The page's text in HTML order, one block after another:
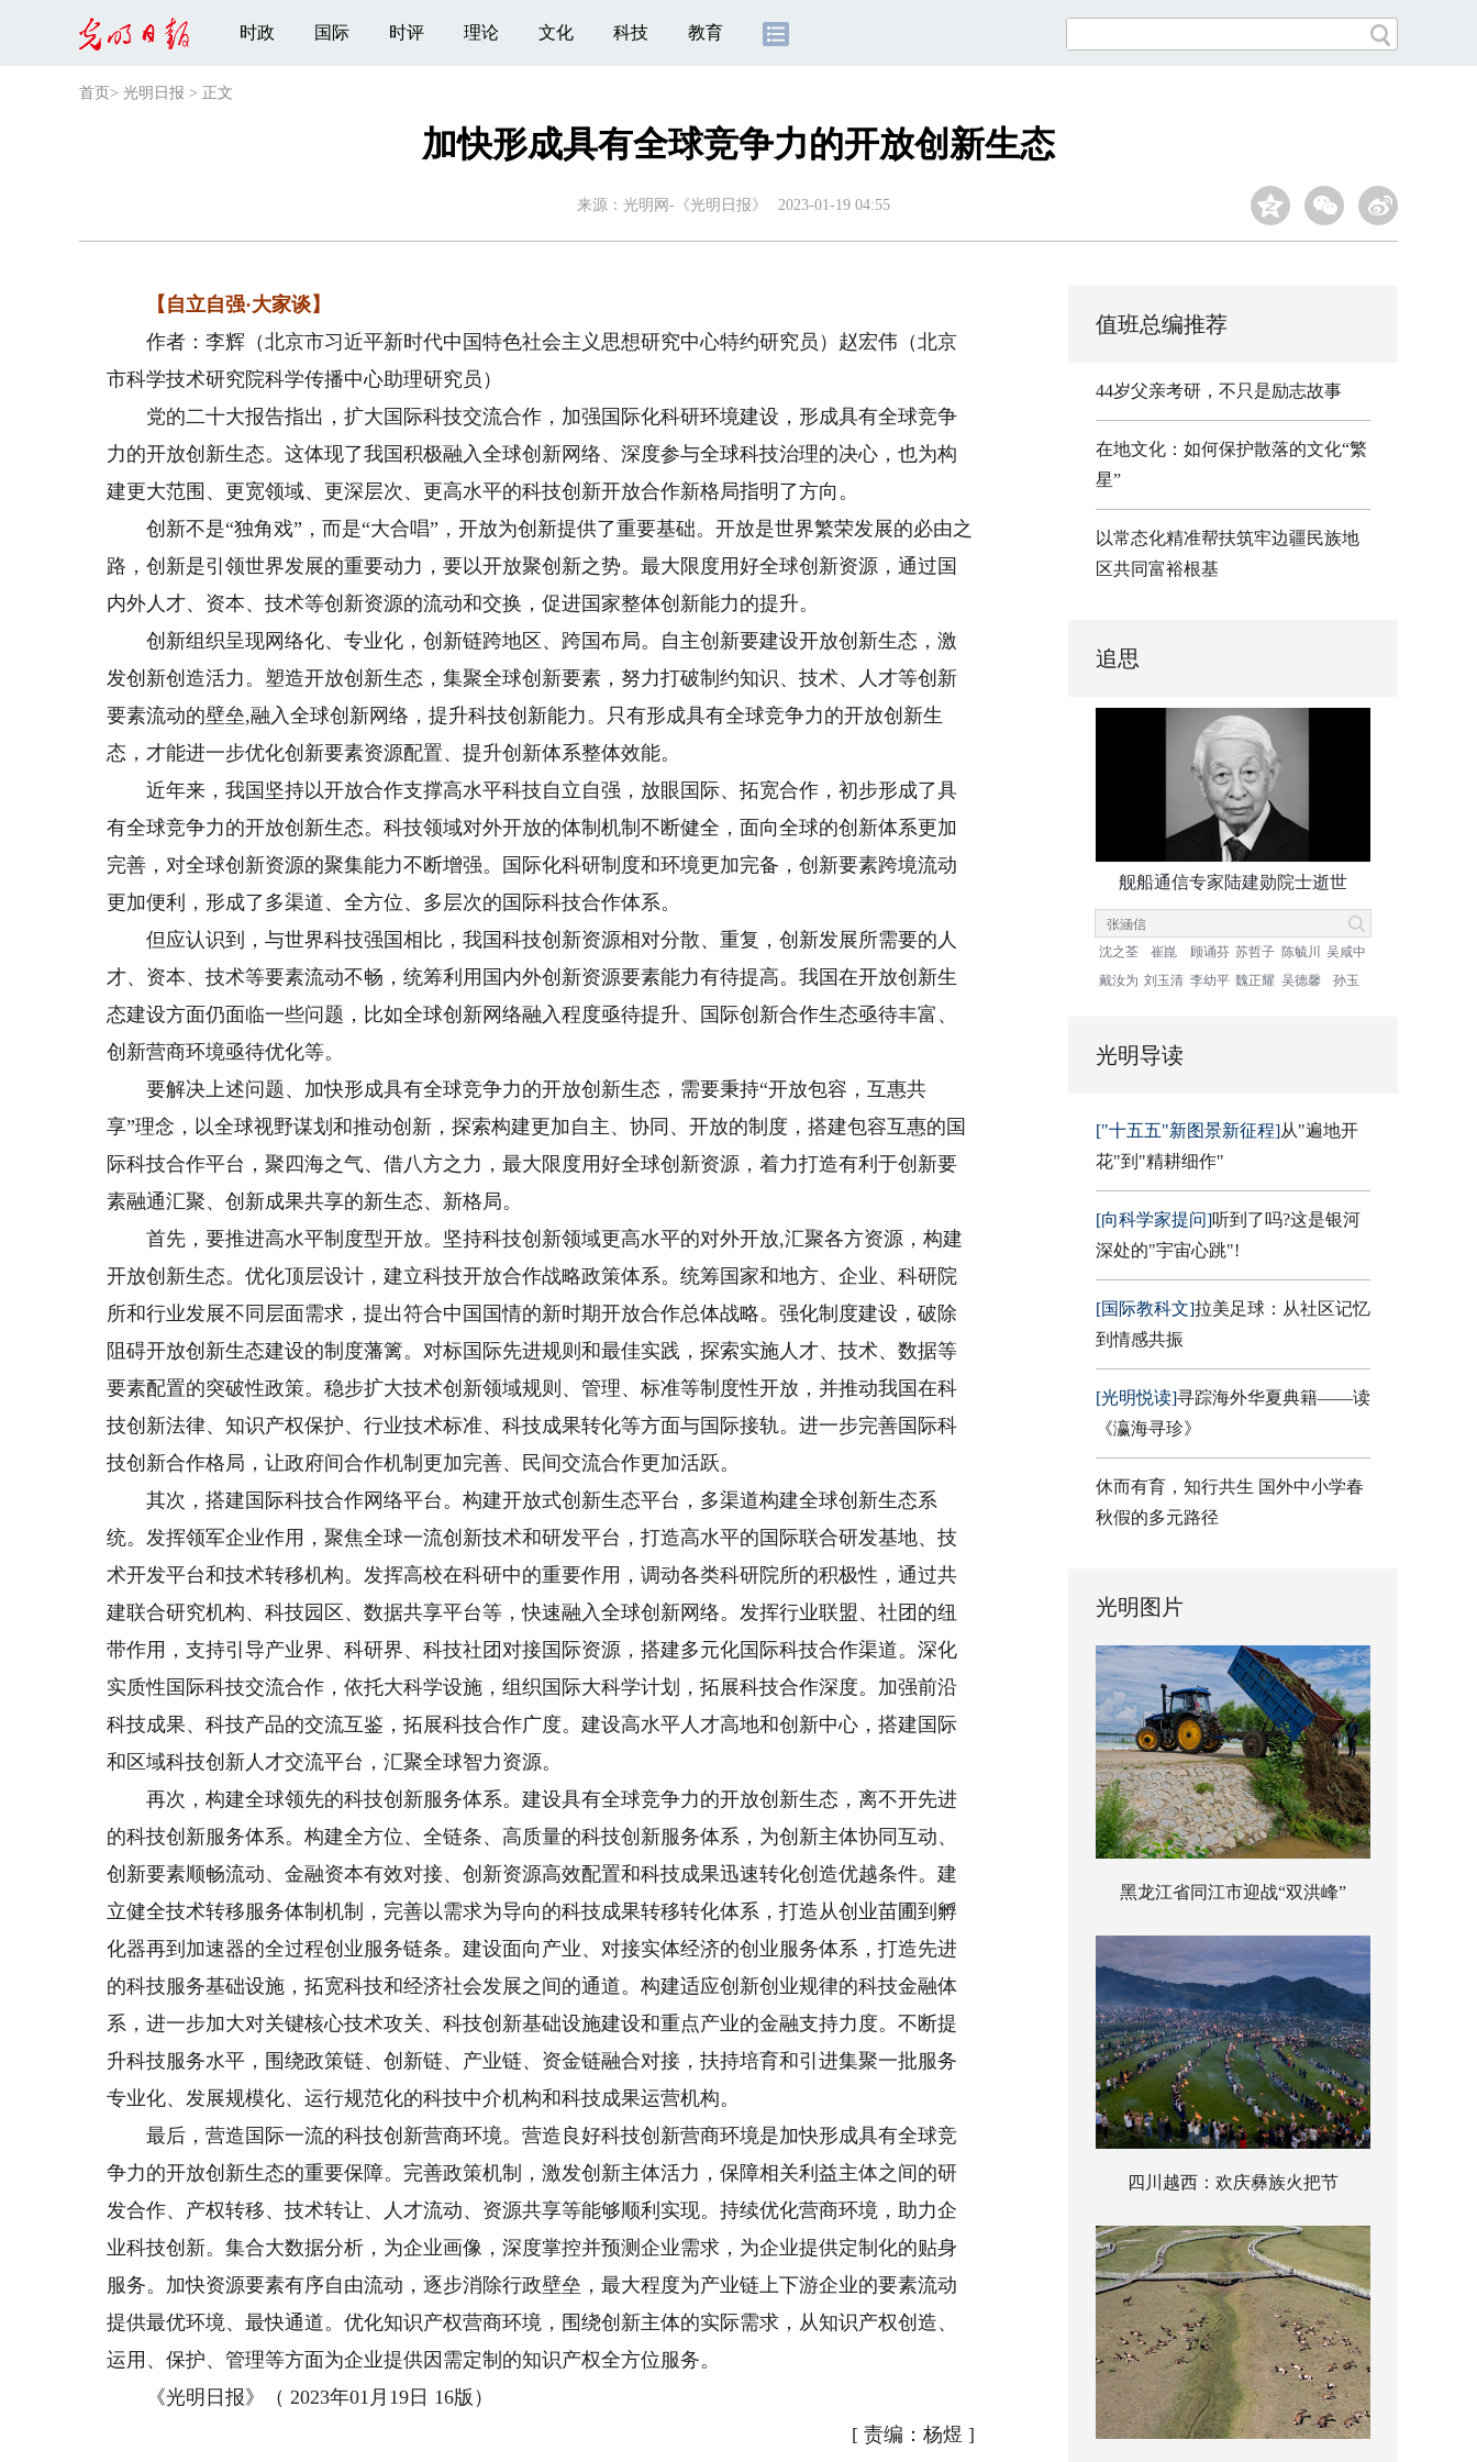
时政 国际 时评 理论 文化 科技 教育
首页 > 光明日报 > 正文
加快形成具有全球竞争力的开放创新生态
来源： 光明网-《光明日报》 2023-01-19 04:55
【自立自强·大家谈】
作者：李辉（北京市习近平新时代中国特色社会主义思想研究中心特约研究员）赵宏伟（北京
市科学技术研究院科学传播中心助理研究员）
党的二十大报告指出，扩大国际科技交流合作，加强国际化科研环境建设，形成具有全球竞争
力的开放创新生态。这体现了我国积极融入全球创新网络、深度参与全球科技治理的决心，也为构
建更大范围、更宽领域、更深层次、更高水平的科技创新开放合作新格局指明了方向。
创新不是“独角戏”，而是“大合唱”，开放为创新提供了重要基础。开放是世界繁荣发展的必由之
路，创新是引领世界发展的重要动力，要以开放聚创新之势。最大限度用好全球创新资源，通过国
内外人才、资本、技术等创新资源的流动和交换，促进国家整体创新能力的提升。
创新组织呈现网络化、专业化，创新链跨地区、跨国布局。自主创新要建设开放创新生态，激
发创新创造活力。塑造开放创新生态，集聚全球创新要素，努力打破制约知识、技术、人才等创新
要素流动的壁垒,融入全球创新网络，提升科技创新能力。只有形成具有全球竞争力的开放创新生
态，才能进一步优化创新要素资源配置、提升创新体系整体效能。
近年来，我国坚持以开放合作支撑高水平科技自立自强，放眼国际、拓宽合作，初步形成了具
有全球竞争力的开放创新生态。科技领域对外开放的体制机制不断健全，面向全球的创新体系更加
完善，对全球创新资源的聚集能力不断增强。国际化科研制度和环境更加完备，创新要素跨境流动
更加便利，形成了多渠道、全方位、多层次的国际科技合作体系。
但应认识到，与世界科技强国相比，我国科技创新资源相对分散、重复，创新发展所需要的人
才、资本、技术等要素流动不畅，统筹利用国内外创新资源要素能力有待提高。我国在开放创新生
态建设方面仍面临一些问题，比如全球创新网络融入程度亟待提升、国际创新合作生态亟待丰富、
创新营商环境亟待优化等。
要解决上述问题、加快形成具有全球竞争力的开放创新生态，需要秉持“开放包容，互惠共
享”理念，以全球视野谋划和推动创新，探索构建更加自主、协同、开放的制度，搭建包容互惠的国
际科技合作平台，聚四海之气、借八方之力，最大限度用好全球创新资源，着力打造有利于创新要
素融通汇聚、创新成果共享的新生态、新格局。
首先，要推进高水平制度型开放。坚持科技创新领域更高水平的对外开放,汇聚各方资源，构建
开放创新生态。优化顶层设计，建立科技开放合作战略政策体系。统筹国家和地方、企业、科研院
所和行业发展不同层面需求，提出符合中国国情的新时期开放合作总体战略。强化制度建设，破除
阻碍开放创新生态建设的制度藩篱。对标国际先进规则和最佳实践，探索实施人才、技术、数据等
要素配置的突破性政策。稳步扩大技术创新领域规则、管理、标准等制度性开放，并推动我国在科
技创新法律、知识产权保护、行业技术标准、科技成果转化等方面与国际接轨。进一步完善国际科
技创新合作格局，让政府间合作机制更加完善、民间交流合作更加活跃。
其次，搭建国际科技合作网络平台。构建开放式创新生态平台，多渠道构建全球创新生态系
统。发挥领军企业作用，聚焦全球一流创新技术和研发平台，打造高水平的国际联合研发基地、技
术开发平台和技术转移机构。发挥高校在科研中的重要作用，调动各类科研院所的积极性，通过共
建联合研究机构、科技园区、数据共享平台等，快速融入全球创新网络。发挥行业联盟、社团的纽
带作用，支持引导产业界、科研界、科技社团对接国际资源，搭建多元化国际科技合作渠道。深化
实质性国际科技交流合作，依托大科学设施，组织国际大科学计划，拓展科技合作深度。加强前沿
科技成果、科技产品的交流互鉴，拓展科技合作广度。建设高水平人才高地和创新中心，搭建国际
和区域科技创新人才交流平台，汇聚全球智力资源。
再次，构建全球领先的科技创新服务体系。建设具有全球竞争力的开放创新生态，离不开先进
的科技创新服务体系。构建全方位、全链条、高质量的科技创新服务体系，为创新主体协同互动、
创新要素顺畅流动、金融资本有效对接、创新资源高效配置和科技成果迅速转化创造优越条件。建
立健全技术转移服务体制机制，完善以需求为导向的科技成果转移转化体系，打造从创业苗圃到孵
化器再到加速器的全过程创业服务链条。建设面向产业、对接实体经济的创业服务体系，打造先进
的科技服务基础设施，拓宽科技和经济社会发展之间的通道。构建适应创新创业规律的科技金融体
系，进一步加大对关键核心技术攻关、科技创新基础设施建设和重点产业的金融支持力度。不断提
升科技服务水平，围绕政策链、创新链、产业链、资金链融合对接，扶持培育和引进集聚一批服务
专业化、发展规模化、运行规范化的科技中介机构和科技成果运营机构。
最后，营造国际一流的科技创新营商环境。营造良好科技创新营商环境是加快形成具有全球竞
争力的开放创新生态的重要保障。完善政策机制，激发创新主体活力，保障相关利益主体之间的研
发合作、产权转移、技术转让、人才流动、资源共享等能够顺利实现。持续优化营商环境，助力企
业科技创新。集合大数据分析，为企业画像，深度掌控并预测企业需求，为企业提供定制化的贴身
服务。加快资源要素有序自由流动，逐步消除行政壁垒，最大程度为产业链上下游企业的要素流动
提供最优环境、最快通道。优化知识产权营商环境，围绕创新主体的实际需求，从知识产权创造、
运用、保护、管理等方面为企业提供因需定制的知识产权全方位服务。
《光明日报》（ 2023年01月19日 16版）
[ 责编：杨煜 ]
值班总编推荐
44岁父亲考研，不只是励志故事
在地文化：如何保护散落的文化“繁
星”
以常态化精准帮扶筑牢边疆民族地
区共同富裕根基
追思
舰船通信专家陆建勋院士逝世
沈之荃 崔崑 顾诵芬 苏哲子 陈毓川
吴咸中
戴汝为 刘玉清 李幼平 魏正耀 吴德馨 孙玉
光明导读
["十五五"新图景新征程]从"遍地开
花"到"精耕细作"
[向科学家提问]听到了吗?这是银河
深处的"宇宙心跳"!
[国际教科文]拉美足球：从社区记忆
到情感共振
[光明悦读]寻踪海外华夏典籍——读
《瀛海寻珍》
休而有育，知行共生 国外中小学春
秋假的多元路径
光明图片
黑龙江省同江市迎战“双洪峰”
四川越西：欢庆彝族火把节